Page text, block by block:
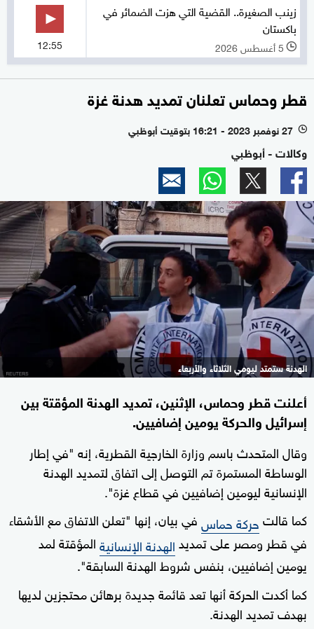
زينب الصغيرة.. القضية التي هزت الضمائر في
باكستان
l 5 أغسطس 2026 12:55
قطر وحماس تعلنان تمديد هدنة غزة
l 27 نوفمبر 2023 - 16:21 بتوقيت أبوظبي
وكالات - أبوظبي
الهدنة ستمتد ليومي الثلاثاء والأربعاء
أعلنت قطر وحماس، الإثنين، تمديد الهدنة المؤقتة بين
إسرائيل والحركة يومين إضافيين.
وقال المتحدث باسم وزارة الخارجية القطرية، إنه "في إطار
الوساطة المستمرة تم التوصل إلى اتفاق لتمديد الهدنة
الإنسانية ليومين إضافيين في قطاع غزة".
كما قالتحركة حماسفي بيان، إنها "تعلن الاتفاق مع الأشقاء
في قطر ومصر على تمديدالهدنة الإنسانيةالمؤقتة لمد
يومين إضافيين، بنفس شروط الهدنة السابقة".
كما أكدت الحركة أنها تعد قائمة جديدة برهائن محتجزين لديها
بهدف تمديد الهدنة.